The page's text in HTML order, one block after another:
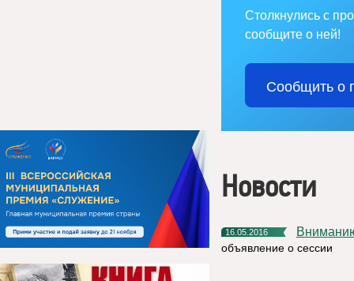
Столкнулись с
сообщите о ней!
Сообщить о
Новости
16.05.2016
объявление о сессии